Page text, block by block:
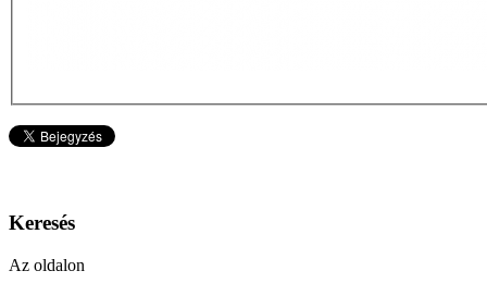
Keresés
Az oldalon